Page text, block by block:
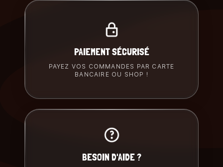
PAIEMENT SÉCURISÉ
PAYEZ VOS COMMANDES PAR CARTE
BANCAIRE OU SHOP !
BESOIN D'AIDE ?